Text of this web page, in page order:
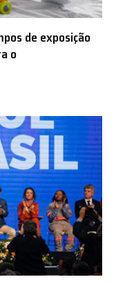
de exposição
o